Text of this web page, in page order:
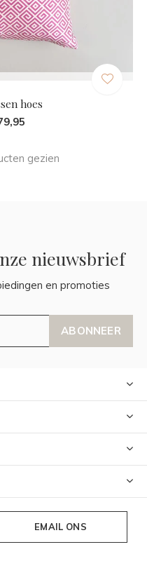
hoes
gezien
nieuwsbrief
en promoties
ABONNEER
EMAIL ONS